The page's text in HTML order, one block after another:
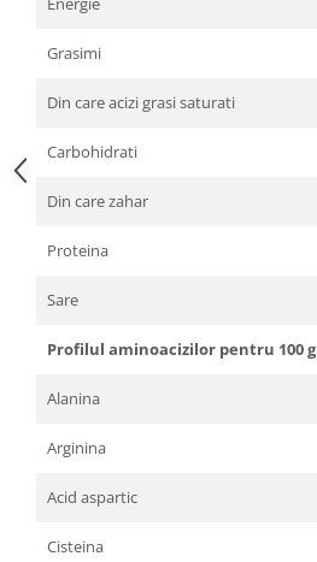
Grasimi
Din care acizi grasi saturati
Carbohidrati
Din care zahar
Proteina
Sare
Profilul aminoacizilor pentru 100 g
Alanina
Arginina
Acid aspartic
Cisteina